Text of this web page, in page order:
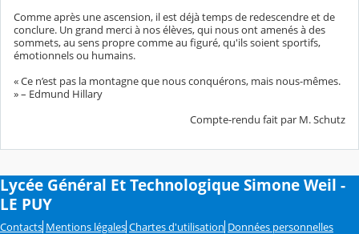
Comme après une ascension, il est déjà temps de redescendre et de
conclure. Un grand merci à nos élèves, qui nous ont amenés à des
sommets, au sens propre comme au figuré, qu'ils soient sportifs,
émotionnels ou humains.
« Ce n’est pas la montagne que nous conquérons, mais nous-mêmes.
» – Edmund Hillary
Compte-rendu fait par M. Schutz
Lycée Général Et Technologique Simone Weil -
LE PUY
Contacts Mentions légales Chartes d'utilisation Données personnelles